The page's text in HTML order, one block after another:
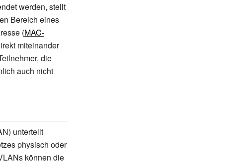
werden, stellt
Bereich eines
(MAC-
miteinander
die
auch nicht
unterteilt
physisch oder
können die